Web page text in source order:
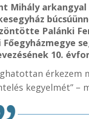
Mihály
Palánki
Főegyházmegye
10.
érkezem
kegyelmét” –